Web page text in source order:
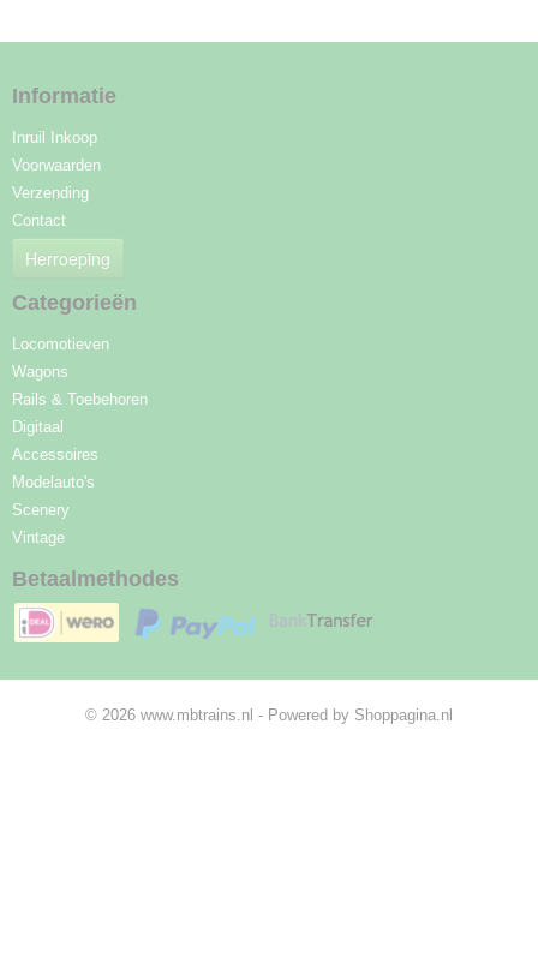
Informatie
Inruil Inkoop
Voorwaarden
Verzending
Contact
Herroeping
Categorieën
Locomotieven
Wagons
Rails & Toebehoren
Digitaal
Accessoires
Modelauto's
Scenery
Vintage
Betaalmethodes
© 2026 www.mbtrains.nl - Powered by Shoppagina.nl